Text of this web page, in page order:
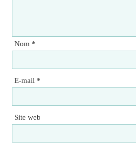
Nom *
E-mail *
Site web